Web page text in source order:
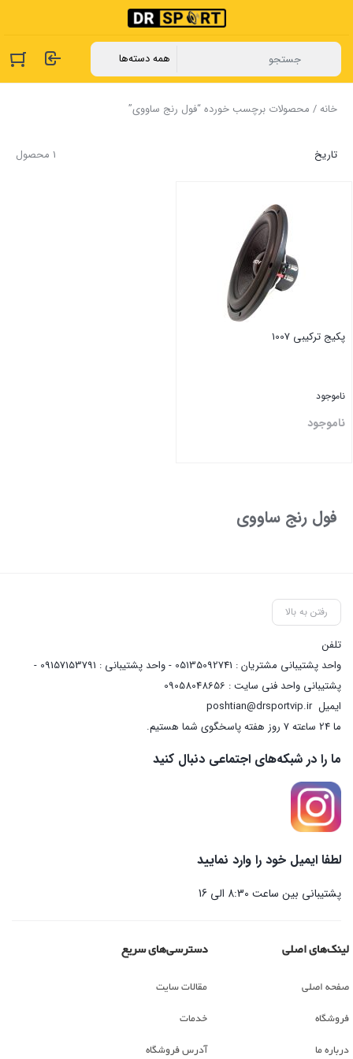
خانه/ محصولات برچسب خورده “فول رنج ساووی”
1 محصول تاریخ
پکیج ترکیبی 1007
ناموجود
ناموجود
فول رنج ساووی
رفتن به بالا
تلفن
واحد پشتیبانی مشتریان : 05135092741 - واحد پشتیبانی : 09157153791 -
پشتیبانی واحد فنی سایت : 09058048656
ایمیلposhtian@drsportvip.ir
ما 24 ساعته 7 روز هفته پاسخگوی شما هستیم.
ما را در شبکه‌های اجتماعی دنبال کنید
لطفا ایمیل خود را وارد نمایید
پشتیبانی بین ساعت 8:30 الی 16
لینک‌های اصلی
صفحه اصلی
فروشگاه
درباره ما
دسترسی‌های سریع
مقالات سایت
خدمات
آدرس فروشگاه